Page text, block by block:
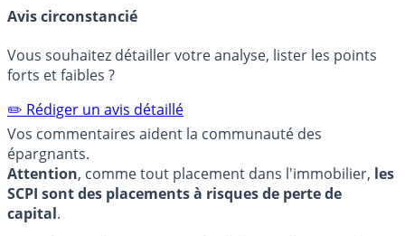
Avis circonstancié
Vous souhaitez détailler votre analyse, lister les points
forts et faibles ?
✏️ Rédiger un avis détaillé
Vos commentaires aident la communauté des
épargnants.
Attention, comme tout placement dans l'immobilier, les
SCPI sont des placements à risques de perte de
capital.